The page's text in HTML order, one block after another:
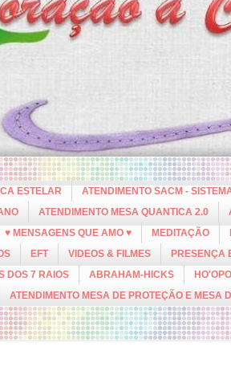
ESTELAR
ATENDIMENTO SACM -
ATENDIMENTO MESA QUANTICA 2.0
♥ MENSAGENS QUE AMO ♥ MEDITAÇÃO
EFT VIDEOS & FILMES PRESENÇA
DOS 7 RAIOS ABRAHAM-HICKS
ATENDIMENTO MESA DE PROTEÇÃO E MESA